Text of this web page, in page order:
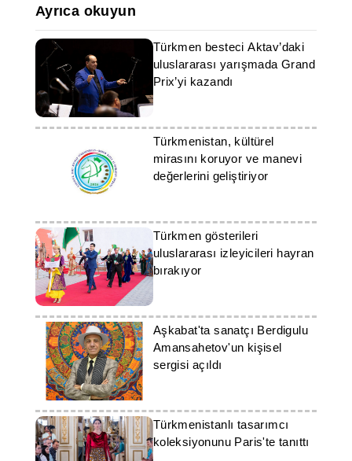
Ayrıca okuyun
Türkmen besteci Aktav’daki
uluslararası yarışmada Grand
Prix’yi kazandı
Türkmenistan, kültürel
mirasını koruyor ve manevi
değerlerini geliştiriyor
Türkmen gösterileri
uluslararası izleyicileri hayran
bırakıyor
Aşkabat'ta sanatçı Berdigulu
Amansahetov'un kişisel
sergisi açıldı
Türkmenistanlı tasarımcı
koleksiyonunu Paris'te tanıttı